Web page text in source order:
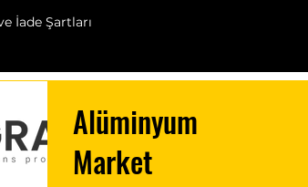
İade Şartları
Alüminyum
Market